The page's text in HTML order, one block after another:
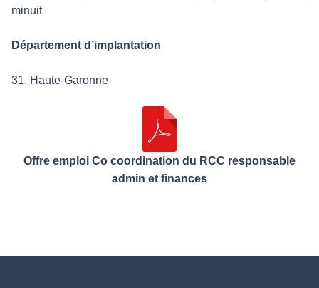
minuit
Département d’implantation
31. Haute-Garonne
Offre emploi Co coordination du RCC responsable
admin et finances